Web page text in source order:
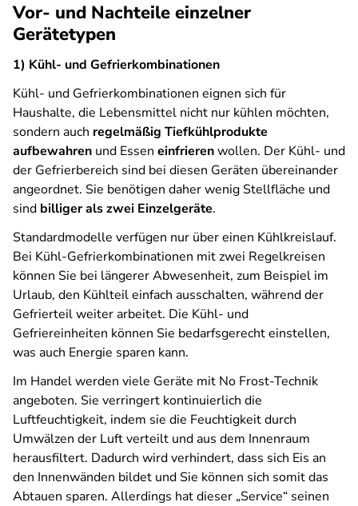
Vor- und Nachteile einzelner
Gerätetypen
1) Kühl- und Gefrierkombinationen
Kühl- und Gefrierkombinationen eignen sich für
Haushalte, die Lebensmittel nicht nur kühlen möchten,
sondern auch regelmäßig Tiefkühlprodukte
aufbewahren und Essen einfrierenwollen. Der Kühl- und
der Gefrierbereich sind bei diesen Geräten übereinander
angeordnet. Sie benötigen daher wenig Stellfläche und
sind billiger als zwei Einzelgeräte.
Standardmodelle verfügen nur über einen Kühlkreislauf.
Bei Kühl-Gefrierkombinationen mit zwei Regelkreisen
können Sie bei längerer Abwesenheit, zum Beispiel im
Urlaub, den Kühlteil einfach ausschalten, während der
Gefrierteil weiter arbeitet. Die Kühl- und
Gefriereinheiten können Sie bedarfsgerecht einstellen,
was auch Energie sparen kann.
Im Handel werden viele Geräte mit No Frost-Technik
angeboten. Sie verringert kontinuierlich die
Luftfeuchtigkeit, indem sie die Feuchtigkeit durch
Umwälzen der Luft verteilt und aus dem Innenraum
herausfiltert. Dadurch wird verhindert, dass sich Eis an
den Innenwänden bildet und Sie können sich somit das
Abtauen sparen. Allerdings hat dieser „Service“ seinen